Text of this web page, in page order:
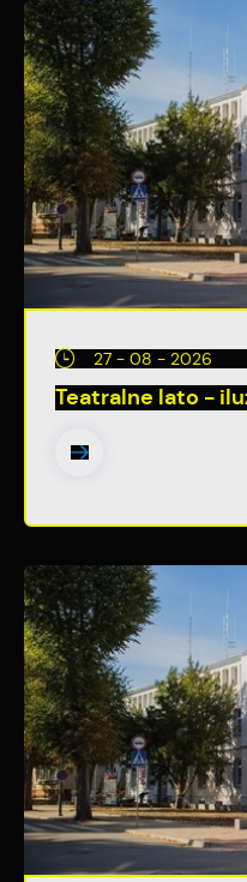
27 - 08 - 2026
Teatralne lato -
internetowej. Treści
stronach podmiotów
partnerami oraz innych
charakterze pośredników
postaci wiadomości, ofert,
społecznościowych.